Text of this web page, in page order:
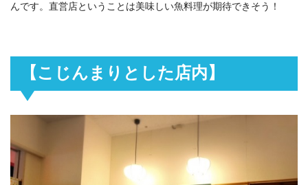
んです。直営店ということは美味しい魚料理が期待できそう！
【こじんまりとした店内】